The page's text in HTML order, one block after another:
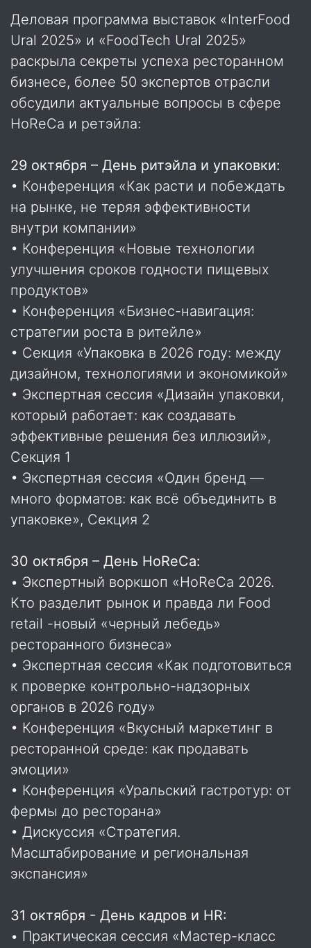
Деловая программа выставок «InterFood
Ural 2025» и «FoodTech Ural 2025»
раскрыла секреты успеха ресторанном
бизнесе, более 50 экспертов отрасли
обсудили актуальные вопросы в сфере
HoReCa и ретэйла:
29 октября – День ритэйла и упаковки:
• Конференция «Как расти и побеждать
на рынке, не теряя эффективности
внутри компании»
• Конференция «Новые технологии
улучшения сроков годности пищевых
продуктов»
• Конференция «Бизнес-навигация:
стратегии роста в ритейле»
• Секция «Упаковка в 2026 году: между
дизайном, технологиями и экономикой»
• Экспертная сессия «Дизайн упаковки,
который работает: как создавать
эффективные решения без иллюзий»,
Секция 1
• Экспертная сессия «Один бренд —
много форматов: как всё объединить в
упаковке», Секция 2
30 октября – День HoReCa:
• Экспертный воркшоп «HoReCa 2026.
Кто разделит рынок и правда ли Food
retail -новый «черный лебедь»
ресторанного бизнеса»
• Экспертная сессия «Как подготовиться
к проверке контрольно-надзорных
органов в 2026 году»
• Конференция «Вкусный маркетинг в
ресторанной среде: как продавать
эмоции»
• Конференция «Уральский гастротур: от
фермы до ресторана»
• Дискуссия «Стратегия.
Масштабирование и региональная
экспансия»
31 октября - День кадров и HR:
• Практическая сессия «Мастер-класс